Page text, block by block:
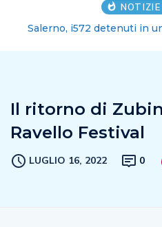
Salerno, i572 detenuti in
Il ritorno di
Ravello Festival
LUGLIO 16, 2022 0